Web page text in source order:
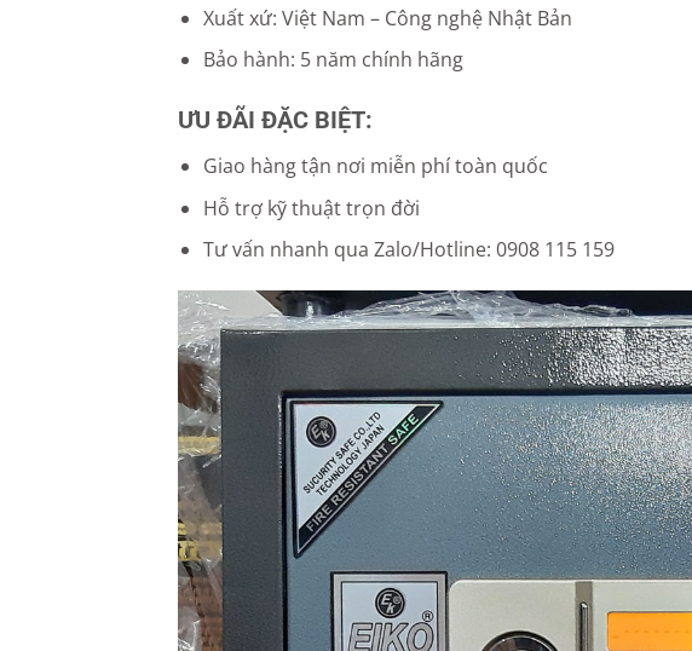
Xuất xứ: Việt Nam – Công nghệ Nhật Bản
Bảo hành: 5 năm chính hãng
ƯU ĐÃI ĐẶC BIỆT:
Giao hàng tận nơi miễn phí toàn quốc
Hỗ trợ kỹ thuật trọn đời
Tư vấn nhanh qua Zalo/Hotline: 0908 115 159